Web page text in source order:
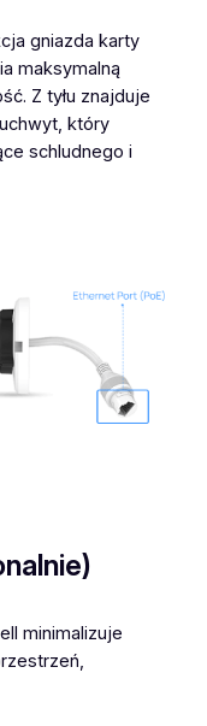
gniazda karty
maksymalną
Z tyłu znajduje
który
schludnego i
minimalizuje